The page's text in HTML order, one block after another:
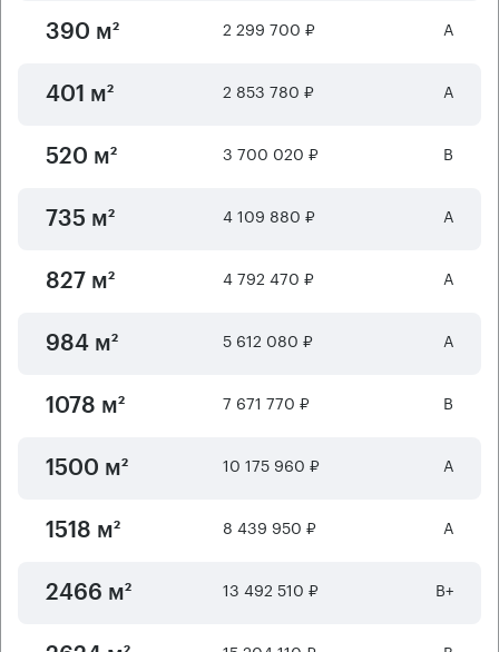
390 м² 2 299 700 ₽ А
401 м² 2 853 780 ₽ А
520 м² 3 700 020 ₽ B
735 м² 4 109 880 ₽ А
827 м² 4 792 470 ₽ А
984 м² 5 612 080 ₽ А
1078 м² 7 671 770 ₽ B
1500 м² 10 175 960 ₽ А
1518 м² 8 439 950 ₽ А
2466 м² 13 492 510 ₽ B+